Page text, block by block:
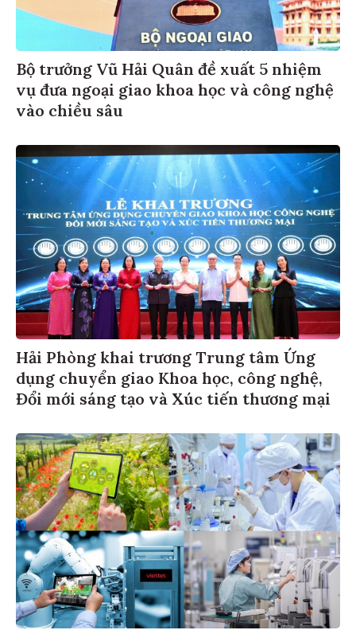
Bộ trưởng Vũ Hải Quân đề xuất 5 nhiệm
vụ đưa ngoại giao khoa học và công nghệ
vào chiều sâu
Hải Phòng khai trương Trung tâm Ứng
dụng chuyển giao Khoa học, công nghệ,
Đổi mới sáng tạo và Xúc tiến thương mại